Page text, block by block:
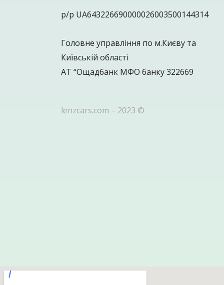
р/р UA643226690000026003500144314
Головне управління по м.Києву та
Київській області
АТ “Ощадбанк МФО банку 322669
lenzcars.com – 2023 ©